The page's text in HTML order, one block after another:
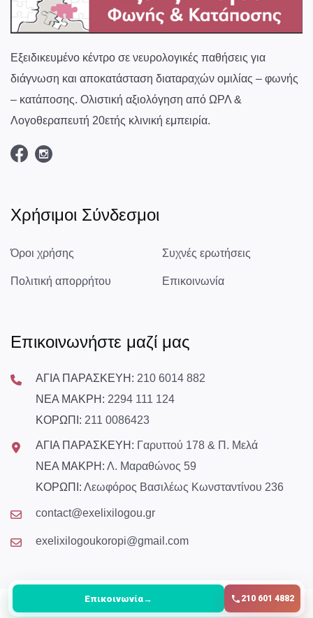
Εξειδικευμένο κέντρο σε νευρολογικές παθήσεις για
διάγνωση και αποκατάσταση διαταραχών ομιλίας – φωνής
– κατάποσης. Ολιστική αξιολόγηση από ΩΡΛ &
Λογοθεραπευτή 20ετής κλινική εμπειρία.
Χρήσιμοι Σύνδεσμοι
Όροι χρήσης
Πολιτική απορρήτου
Συχνές ερωτήσεις
Επικοινωνία
Επικοινωνήστε μαζί μας
ΑΓΙΑ ΠΑΡΑΣΚΕΥΗ: 210 6014 882
ΝΕΑ ΜΑΚΡΗ: 2294 111 124
ΚΟΡΩΠΙ: 211 0086423
ΑΓΙΑ ΠΑΡΑΣΚΕΥΗ: Γαρυττού 178 & Π. Μελά
ΝΕΑ ΜΑΚΡΗ: Λ. Μαραθώνος 59
ΚΟΡΩΠΙ: Λεωφόρος Βασιλέως Κωνσταντίνου 236
contact@exelixilogou.gr
exelixilogoukoropi@gmail.com
All Rights Reserved exelixilogou
Επικοινωνία→ 210 601 4882